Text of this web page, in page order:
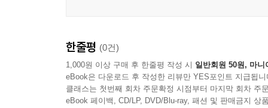
한줄평 (0건)
1,000원 이상 구매 후 한줄평 작성 시 일반회원 50원, 마니
eBook은 다운로드 후 작성한 리뷰만 YES포인트 지급됩니
클래스는 첫번째 회차 주문확정 시점부터 마지막 회차 주
eBook 페이백, CD/LP, DVD/Blu-ray, 패션 및 판매금지 상